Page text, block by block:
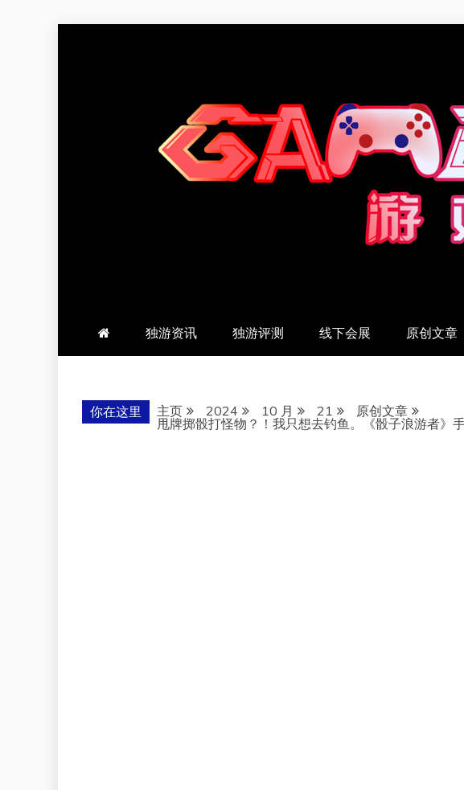
羽风手帐姬
独游资讯 独游评测 线下会展 原创文章
你在这里 主页 2024 10 月 21
原创文章
甩牌掷骰打怪物？！我只想去钓鱼。《骰子浪游者》